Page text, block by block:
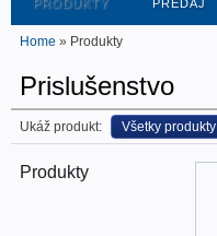
PRODUKTY PREDAJ
Home » Produkty
Prislušenstvo
Ukáž produkt: Všetky produkty
Produkty